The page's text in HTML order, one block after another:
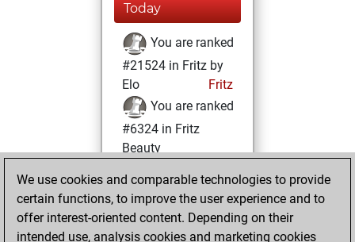
Today
You are ranked
#21524 in Fritz by
Elo
Fritz
You are ranked
#6324 in Fritz
Beauty
lundi, décembre
9, 2024
You achieved a
We use cookies and comparable technologies to provide
certain functions, to improve the user experience and to
offer interest-oriented content. Depending on their
intended use, analysis cookies and marketing cookies